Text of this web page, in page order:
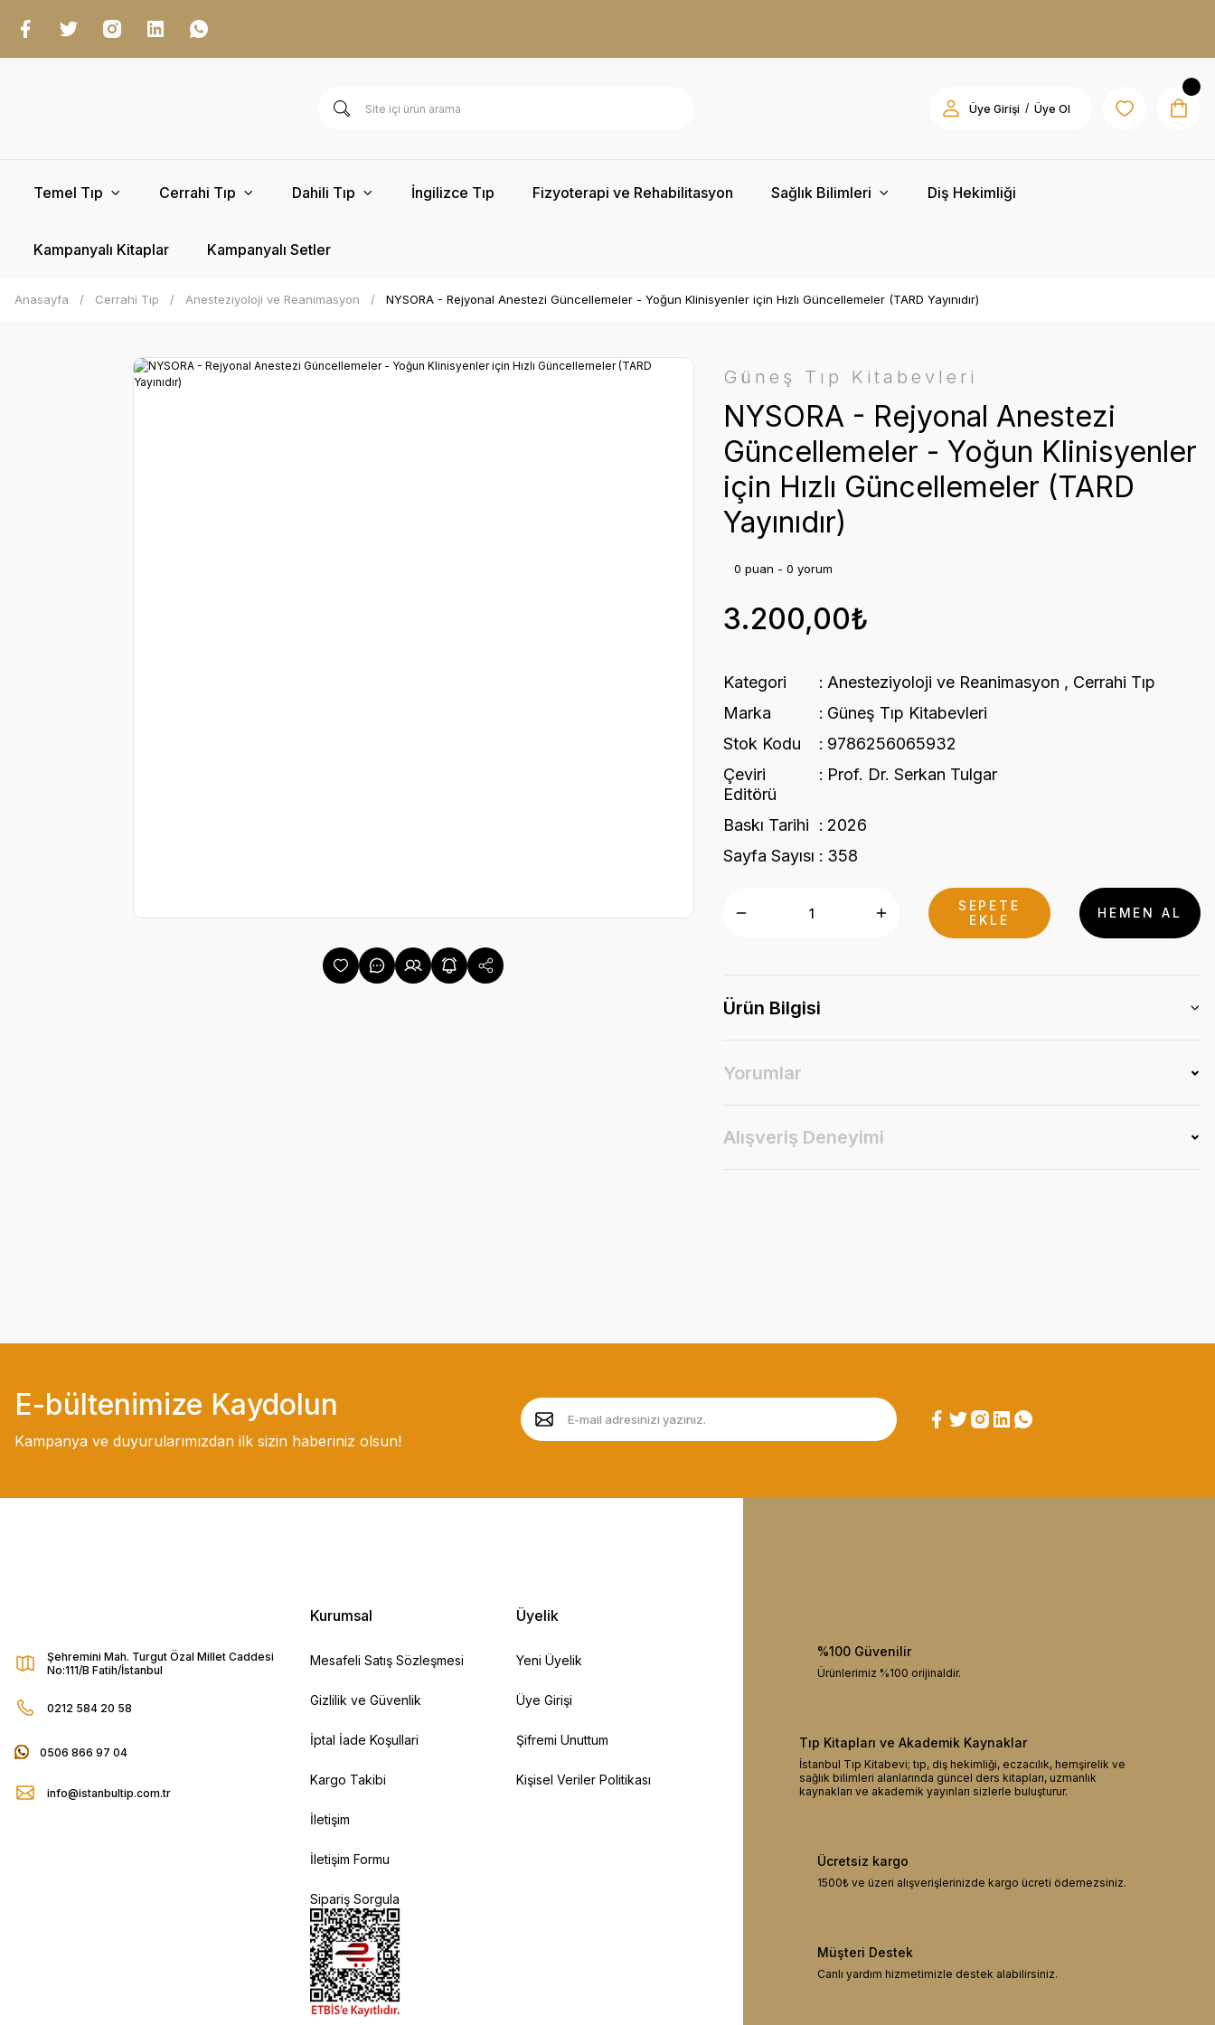
Üye Girişi / Üye Ol
Temel Tıp Cerrahi Tıp Dahili Tıp İngilizce Tıp Fizyoterapi ve Rehabilitasyon Sağlık Bilimleri Diş Hekimliği
Kampanyalı Kitaplar Kampanyalı Setler
Anasayfa Cerrahi Tıp Anesteziyoloji ve Reanimasyon NYSORA - Rejyonal Anestezi Güncellemeler - Yoğun Klinisyenler için Hızlı Güncellemeler (TARD Yayınıdır)
Güneş Tıp Kitabevleri
NYSORA - Rejyonal Anestezi
Güncellemeler - Yoğun Klinisyenler
için Hızlı Güncellemeler (TARD
Yayınıdır)
0 puan - 0 yorum
3.200,00₺
Kategori Anesteziyoloji ve Reanimasyon , Cerrahi Tıp
Marka
Güneş Tıp Kitabevleri
Stok Kodu
9786256065932
Çeviri
Editörü
Prof. Dr. Serkan Tulgar
Baskı Tarihi
2026
Sayfa Sayısı
358
SEPETE
EKLE
HEMEN AL
Ürün Bilgisi
Yorumlar
Alışveriş Deneyimi
E-bültenimize Kaydolun
Kampanya ve duyurularımızdan ilk sizin haberiniz olsun!
Şehremini Mah. Turgut Özal Millet Caddesi
No:111/B Fatih/İstanbul
0212 584 20 58
0506 866 97 04
info@istanbultip.com.tr
Kurumsal
Mesafeli Satış Sözleşmesi
Gizlilik ve Güvenlik
İptal İade Koşullari
Kargo Takibi
İletişim
İletişim Formu
Sipariş Sorgula
Üyelik
Yeni Üyelik
Üye Girişi
Şifremi Unuttum
Kişisel Veriler Politikası
%100 Güvenilir
Ürünlerimiz %100 orijinaldir.
Tıp Kitapları ve Akademik Kaynaklar
İstanbul Tıp Kitabevi; tıp, diş hekimliği, eczacılık, hemşirelik ve
sağlık bilimleri alanlarında güncel ders kitapları, uzmanlık
kaynakları ve akademik yayınları sizlerle buluşturur.
Ücretsiz kargo
1500₺ ve üzeri alışverişlerinizde kargo ücreti ödemezsiniz.
Müşteri Destek
Canlı yardım hizmetimizle destek alabilirsiniz.